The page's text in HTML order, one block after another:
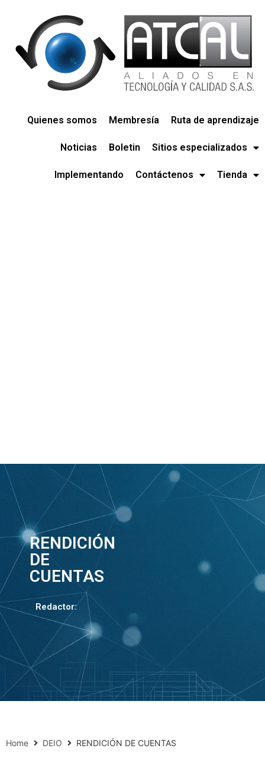
Quienes somos Membresía Ruta de aprendizaje
Noticias Boletin Sitios especializados
Implementando Contáctenos Tienda
RENDICIÓN
DE
CUENTAS
Redactor:
Home DEIO RENDICIÓN DE CUENTAS